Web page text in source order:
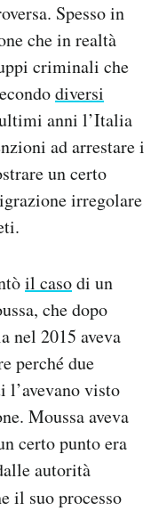
Spesso in
che in realtà
criminali che
diversi
anni l’Italia
ad arrestare i
un certo
irregolare
il casodi un
che dopo
nel 2015 aveva
perché due
l’avevano visto
Moussa aveva
certo punto era
autorità
il suo processo